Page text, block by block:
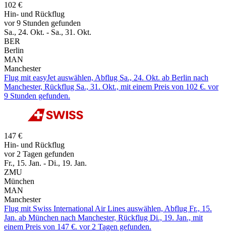
102 €
Hin- und Rückflug
vor 9 Stunden gefunden
Sa., 24. Okt. - Sa., 31. Okt.
BER
Berlin
MAN
Manchester
Flug mit easyJet auswählen, Abflug Sa., 24. Okt. ab Berlin nach
Manchester, Rückflug Sa., 31. Okt., mit einem Preis von 102 €. vor
9 Stunden gefunden.
147 €
Hin- und Rückflug
vor 2 Tagen gefunden
Fr., 15. Jan. - Di., 19. Jan.
ZMU
München
MAN
Manchester
Flug mit Swiss International Air Lines auswählen, Abflug Fr., 15.
Jan. ab München nach Manchester, Rückflug Di., 19. Jan., mit
einem Preis von 147 €. vor 2 Tagen gefunden.